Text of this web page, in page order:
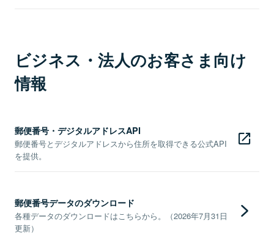
ビジネス・法人のお客さま向け
情報
郵便番号・デジタルアドレスAPI
郵便番号とデジタルアドレスから住所を取得できる公式API
を提供。
郵便番号データのダウンロード
各種データのダウンロードはこちらから。（2026年7月31日
更新）